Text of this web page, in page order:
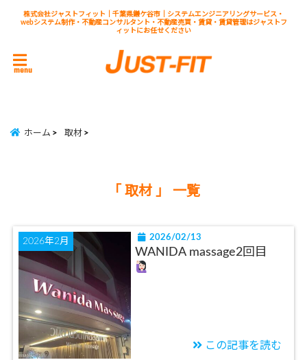
株式会社ジャストフィット｜千葉県鎌ケ谷市｜システムエンジニアリングサービス・
webシステム制作・不動産コンサルタント・不動産売買・賃貸・賃貸管理はジャストフ
ィットにお任せください
menu
ホーム 取材
「 取材 」 一覧
2026年2月 2026/02/13
WANIDA massage2回目
この記事を読む